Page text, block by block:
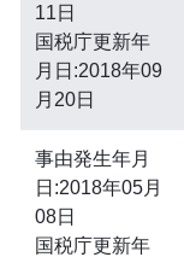
11日
国税庁更新年
月日:2018年09
月20日
事由発生年月
日:2018年05月
08日
国税庁更新年